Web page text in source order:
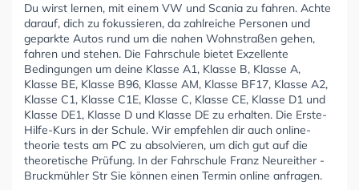
Du wirst lernen, mit einem VW und Scania zu fahren. Achte
darauf, dich zu fokussieren, da zahlreiche Personen und
geparkte Autos rund um die nahen Wohnstraßen gehen,
fahren und stehen. Die Fahrschule bietet Exzellente
Bedingungen um deine Klasse A1, Klasse B, Klasse A,
Klasse BE, Klasse B96, Klasse AM, Klasse BF17, Klasse A2,
Klasse C1, Klasse C1E, Klasse C, Klasse CE, Klasse D1 und
Klasse DE1, Klasse D und Klasse DE zu erhalten. Die Erste-
Hilfe-Kurs in der Schule. Wir empfehlen dir auch online-
theorie tests am PC zu absolvieren, um dich gut auf die
theoretische Prüfung. In der Fahrschule Franz Neureither -
Bruckmühler Str Sie können einen Termin online anfragen.